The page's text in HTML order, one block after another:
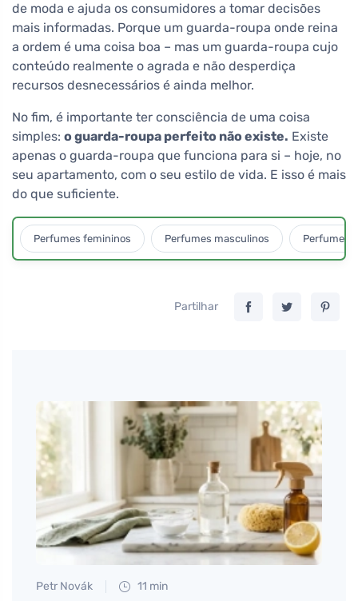
de moda e ajuda os consumidores a tomar decisões
mais informadas. Porque um guarda-roupa onde reina
a ordem é uma coisa boa – mas um guarda-roupa cujo
conteúdo realmente o agrada e não desperdiça
recursos desnecessários é ainda melhor.
No fim, é importante ter consciência de uma coisa
simples: o guarda-roupa perfeito não existe. Existe
apenas o guarda-roupa que funciona para si – hoje, no
seu apartamento, com o seu estilo de vida. E isso é mais
do que suficiente.
Perfumes femininos Perfumes masculinos Perfumes
Partilhar
Petr Novák 11 min